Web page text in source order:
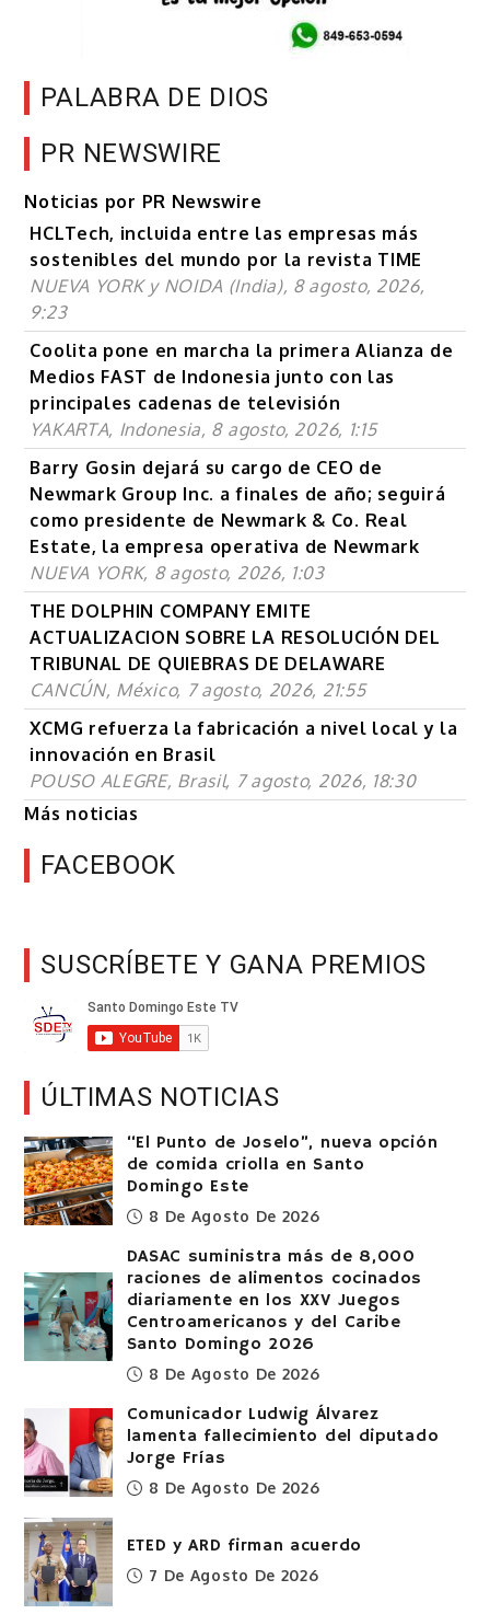
PALABRA DE DIOS
PR NEWSWIRE
Noticias por PR Newswire
HCLTech, incluida entre las empresas más
sostenibles del mundo por la revista TIME
NUEVA YORK y NOIDA (India), 8 agosto, 2026,
9:23
Coolita pone en marcha la primera Alianza de
Medios FAST de Indonesia junto con las
principales cadenas de televisión
YAKARTA, Indonesia, 8 agosto, 2026, 1:15
Barry Gosin dejará su cargo de CEO de
Newmark Group Inc. a finales de año; seguirá
como presidente de Newmark & Co. Real
Estate, la empresa operativa de Newmark
NUEVA YORK, 8 agosto, 2026, 1:03
THE DOLPHIN COMPANY EMITE
ACTUALIZACION SOBRE LA RESOLUCIÓN DEL
TRIBUNAL DE QUIEBRAS DE DELAWARE
CANCÚN, México, 7 agosto, 2026, 21:55
XCMG refuerza la fabricación a nivel local y la
innovación en Brasil
POUSO ALEGRE, Brasil, 7 agosto, 2026, 18:30
Más noticias
FACEBOOK
SUSCRÍBETE Y GANA PREMIOS
ÚLTIMAS NOTICIAS
“El Punto de Joselo”, nueva opción
de comida criolla en Santo
Domingo Este
8 De Agosto De 2026
DASAC suministra más de 8,000
raciones de alimentos cocinados
diariamente en los XXV Juegos
Centroamericanos y del Caribe
Santo Domingo 2026
8 De Agosto De 2026
Comunicador Ludwig Álvarez
lamenta fallecimiento del diputado
Jorge Frías
8 De Agosto De 2026
ETED y ARD firman acuerdo
7 De Agosto De 2026